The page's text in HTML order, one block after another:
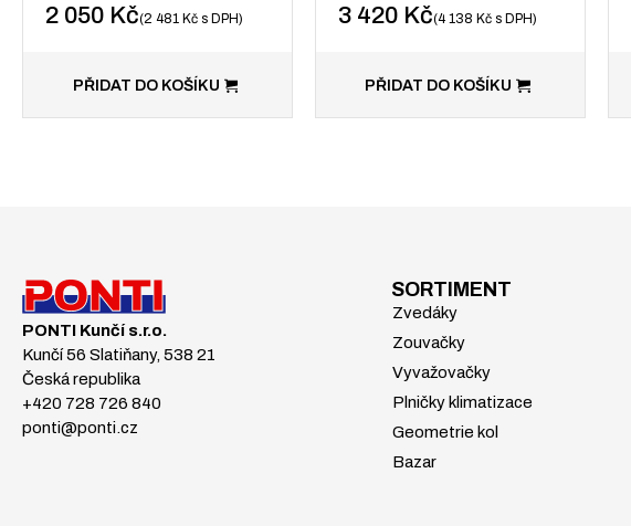
2 050 Kč 2 481 Kč s DPH
PŘIDAT DO KOŠÍKU
3 420 Kč 4 138 Kčs DPH
PŘIDAT DO KOŠÍKU
PONTI Kunčí s.r.o.
Kunčí 56 Slatiňany, 538 21
Česká republika
+420 728 726 840
ponti@ponti.cz
SORTIMENT
Zvedáky
Zouvačky
Vyvažovačky
Plničky klimatizace
Geometrie kol
Bazar